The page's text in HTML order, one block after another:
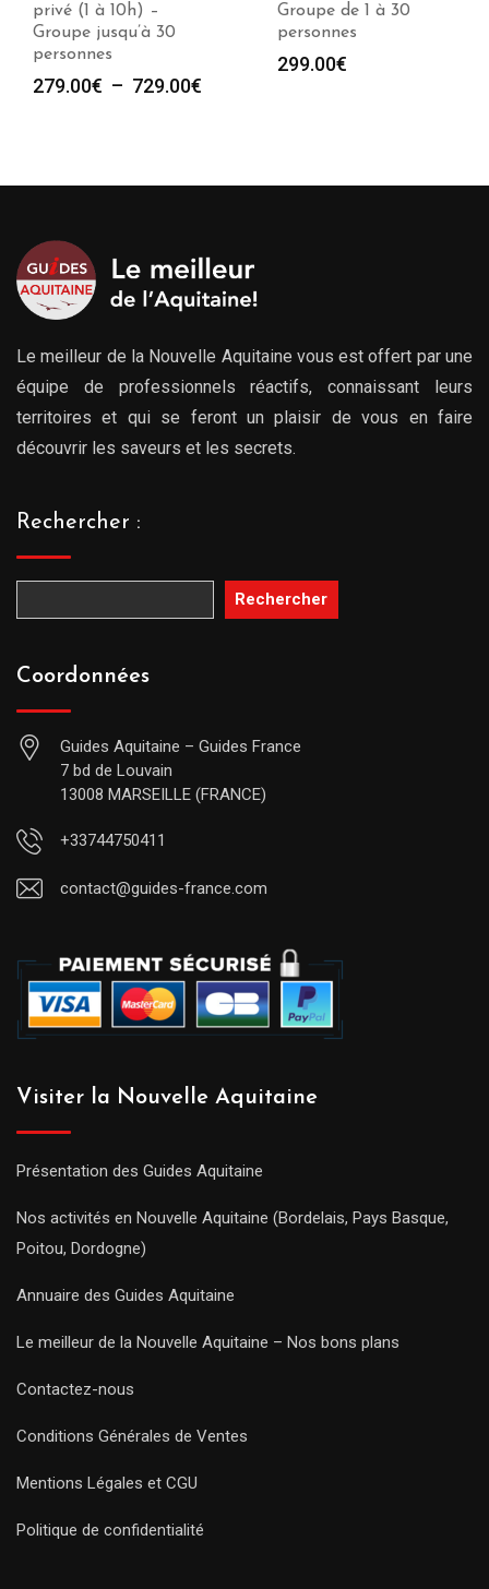
Groupe de 1 à 30
personnes
299.00€
(2h) – Groupe de 1 à
30 personnes
299.00€
Le meilleur de la Nouvelle Aquitaine vous est offert par une
équipe de professionnels réactifs, connaissant leurs
territoires et qui se feront un plaisir de vous en faire
découvrir les saveurs et les secrets.
Rechercher :
Rechercher
Coordonnées
Guides Aquitaine – Guides France
7 bd de Louvain
13008 MARSEILLE (FRANCE)
+33744750411
contact@guides-france.com
Visiter la Nouvelle Aquitaine
Présentation des Guides Aquitaine
Nos activités en Nouvelle Aquitaine (Bordelais, Pays Basque,
Poitou, Dordogne)
Annuaire des Guides Aquitaine
Le meilleur de la Nouvelle Aquitaine – Nos bons plans
Contactez-nous
Conditions Générales de Ventes
Mentions Légales et CGU
Politique de confidentialité